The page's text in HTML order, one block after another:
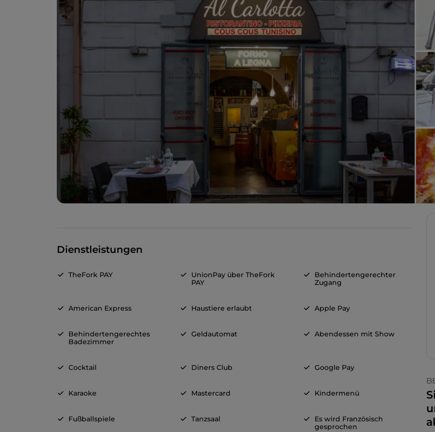
Dienstleistungen
TheFork PAY
UnionPay über TheFork
PAY
Behindertengerechter
Zugang
American Express Haustiere erlaubt Apple Pay
Behindertengerechtes
Badezimmer
Geldautomat Abendessen mit Show
Cocktail Diners Club Google Pay
Karaoke Mastercard Kindermenü
Fußballspiele Tanzsaal
Es wird Französisch
gesprochen